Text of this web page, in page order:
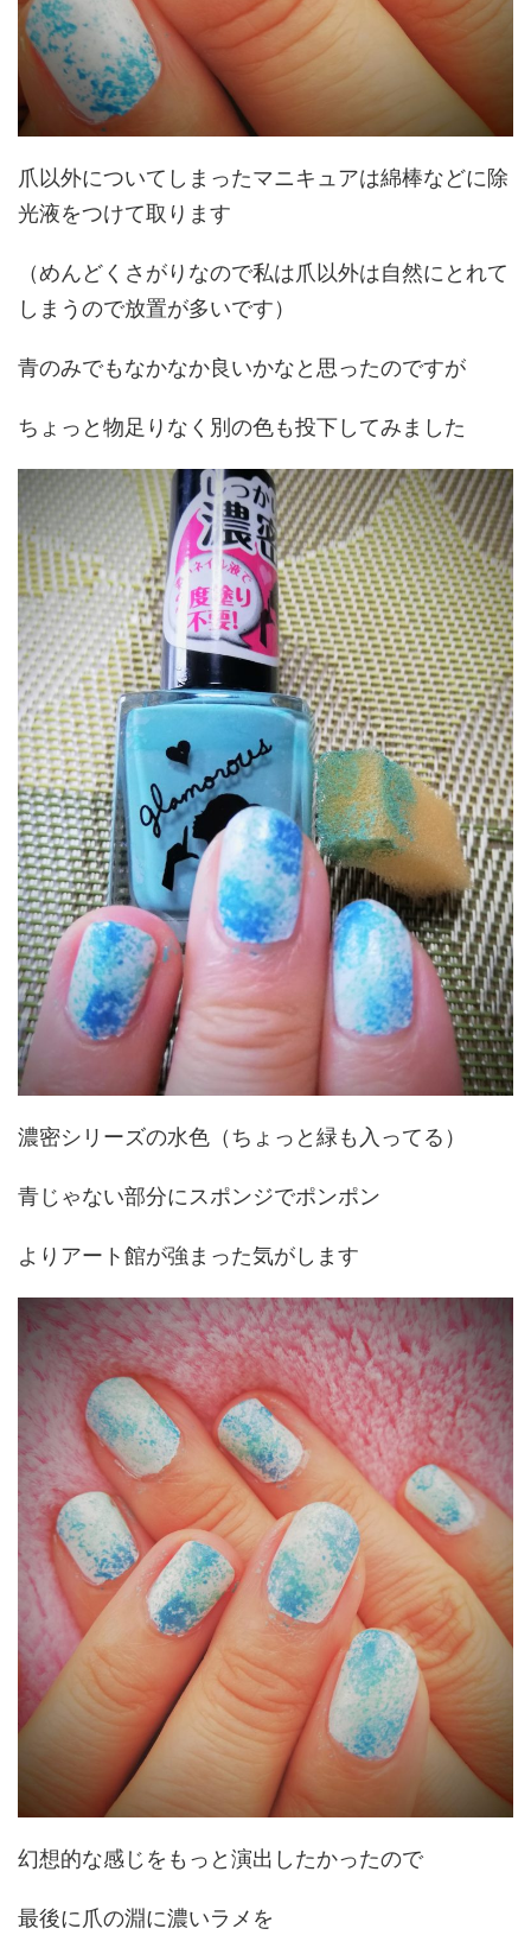
爪以外についてしまったマニキュアは綿棒などに除
光液をつけて取ります
（めんどくさがりなので私は爪以外は自然にとれて
しまうので放置が多いです）
青のみでもなかなか良いかなと思ったのですが
ちょっと物足りなく別の色も投下してみました
濃密シリーズの水色（ちょっと緑も入ってる）
青じゃない部分にスポンジでポンポン
よりアート館が強まった気がします
幻想的な感じをもっと演出したかったので
最後に爪の淵に濃いラメを